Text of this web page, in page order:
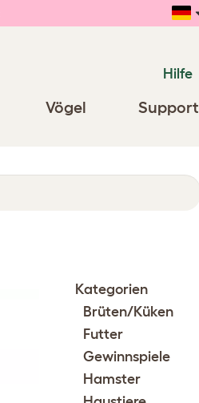
Hilfe
Vögel Support
Kategorien
Brüten/Küken
Futter
Gewinnspiele
Hamster